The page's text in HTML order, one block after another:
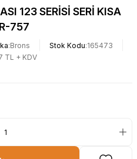
123 SERİSİ SERİ KISA
757
Brons Stok Kodu 165473
TL + KDV